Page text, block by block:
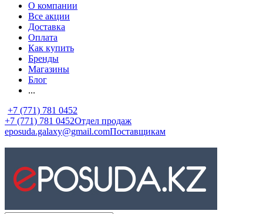
О компании
Все акции
Доставка
Оплата
Как купить
Бренды
Магазины
Блог
...
+7 (771) 781 0452
+7 (771) 781 0452Отдел продаж
eposuda.galaxy@gmail.comПоставщикам